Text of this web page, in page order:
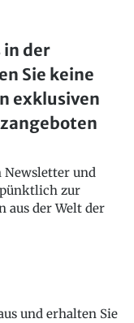
in der
Sie keine
exklusiven
Newsletter und
zur
aus der Welt der
und erhalten Sie